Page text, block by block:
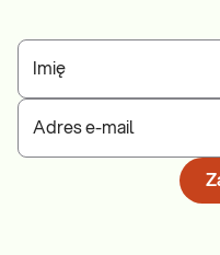
Imię
Adres e-mail